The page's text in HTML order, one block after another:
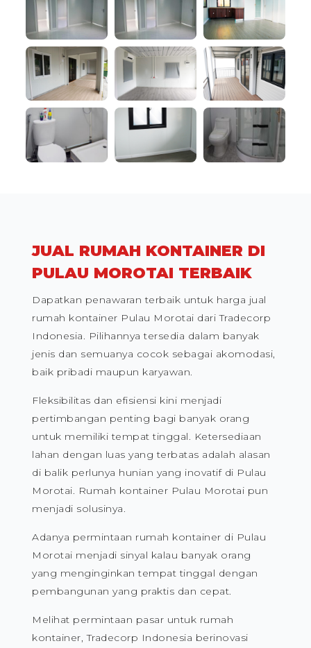
JUAL RUMAH KONTAINER DI
PULAU MOROTAI TERBAIK
Dapatkan penawaran terbaik untuk harga jual
rumah kontainer Pulau Morotai dari Tradecorp
Indonesia. Pilihannya tersedia dalam banyak
jenis dan semuanya cocok sebagai akomodasi,
baik pribadi maupun karyawan.
Fleksibilitas dan efisiensi kini menjadi
pertimbangan penting bagi banyak orang
untuk memiliki tempat tinggal. Ketersediaan
lahan dengan luas yang terbatas adalah alasan
di balik perlunya hunian yang inovatif di Pulau
Morotai. Rumah kontainer Pulau Morotai pun
menjadi solusinya.
Adanya permintaan rumah kontainer di Pulau
Morotai menjadi sinyal kalau banyak orang
yang menginginkan tempat tinggal dengan
pembangunan yang praktis dan cepat.
Melihat permintaan pasar untuk rumah
kontainer, Tradecorp Indonesia berinovasi